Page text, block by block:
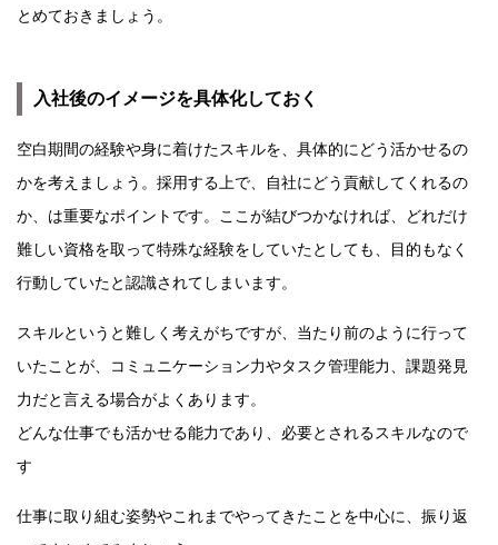
とめておきましょう。
入社後のイメージを具体化しておく
空白期間の経験や身に着けたスキルを、具体的にどう活かせるの
かを考えましょう。採用する上で、自社にどう貢献してくれるの
か、は重要なポイントです。ここが結びつかなければ、どれだけ
難しい資格を取って特殊な経験をしていたとしても、目的もなく
行動していたと認識されてしまいます。
スキルというと難しく考えがちですが、当たり前のように行って
いたことが、コミュニケーション力やタスク管理能力、課題発見
力だと言える場合がよくあります。
どんな仕事でも活かせる能力であり、必要とされるスキルなので
す
仕事に取り組む姿勢やこれまでやってきたことを中心に、振り返